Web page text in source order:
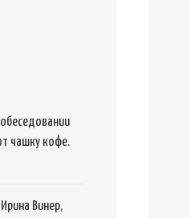
чашку кофе.
Винер,